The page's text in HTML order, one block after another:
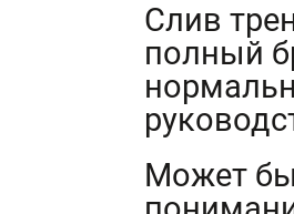
Слив
полный
Может